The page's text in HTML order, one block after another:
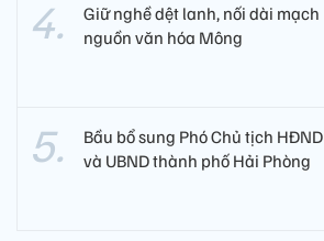
Giữ nghề dệt lanh, nối dài mạch
nguồn văn hóa Mông
Bầu bổ sung Phó Chủ tịch HĐND
và UBND thành phố Hải Phòng